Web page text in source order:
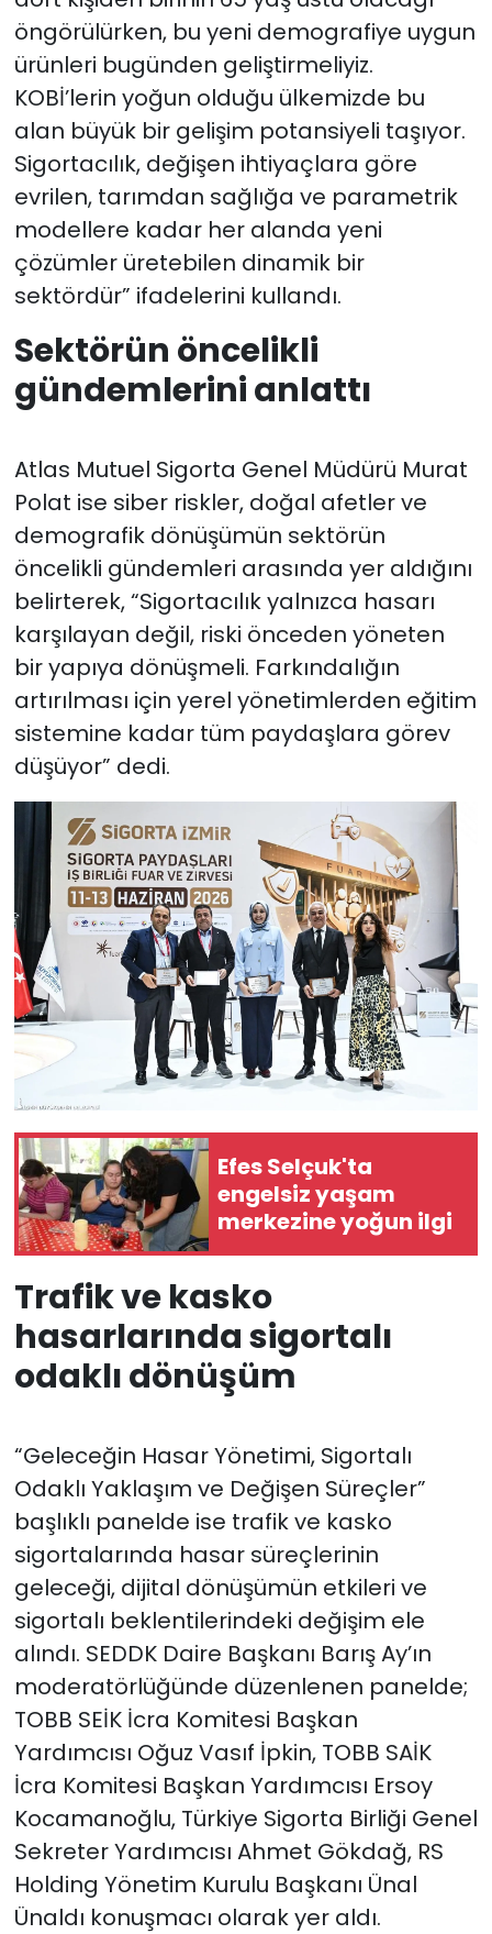
öngörülürken, bu yeni demografiye uygun
ürünleri bugünden geliştirmeliyiz.
KOBİ’lerin yoğun olduğu ülkemizde bu
alan büyük bir gelişim potansiyeli taşıyor.
Sigortacılık, değişen ihtiyaçlara göre
evrilen, tarımdan sağlığa ve parametrik
modellere kadar her alanda yeni
çözümler üretebilen dinamik bir
sektördür” ifadelerini kullandı.
Sektörün öncelikli
gündemlerini anlattı
Atlas Mutuel Sigorta Genel Müdürü Murat
Polat ise siber riskler, doğal afetler ve
demografik dönüşümün sektörün
öncelikli gündemleri arasında yer aldığını
belirterek, “Sigortacılık yalnızca hasarı
karşılayan değil, riski önceden yöneten
bir yapıya dönüşmeli. Farkındalığın
artırılması için yerel yönetimlerden eğitim
sistemine kadar tüm paydaşlara görev
düşüyor” dedi.
Efes Selçuk'ta
engelsiz yaşam
merkezine yoğun ilgi
Trafik ve kasko
hasarlarında sigortalı
odaklı dönüşüm
“Geleceğin Hasar Yönetimi, Sigortalı
Odaklı Yaklaşım ve Değişen Süreçler”
başlıklı panelde ise trafik ve kasko
sigortalarında hasar süreçlerinin
geleceği, dijital dönüşümün etkileri ve
sigortalı beklentilerindeki değişim ele
alındı. SEDDK Daire Başkanı Barış Ay’ın
moderatörlüğünde düzenlenen panelde;
TOBB SEİK İcra Komitesi Başkan
Yardımcısı Oğuz Vasıf İpkin, TOBB SAİK
İcra Komitesi Başkan Yardımcısı Ersoy
Kocamanoğlu, Türkiye Sigorta Birliği Genel
Sekreter Yardımcısı Ahmet Gökdağ, RS
Holding Yönetim Kurulu Başkanı Ünal
Ünaldı konuşmacı olarak yer aldı.